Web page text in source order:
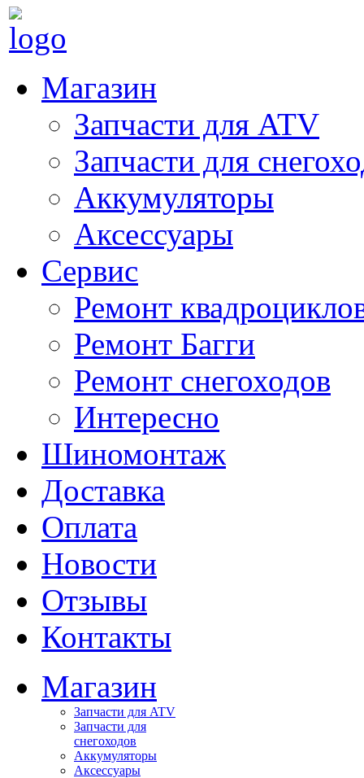
Магазин
Запчасти для ATV
Запчасти для
Аккумуляторы
Аксессуары
Сервис
Ремонт
Ремонт Багги
Ремонт снегоходов
Интересно
Шиномонтаж
Доставка
Оплата
Новости
Отзывы
Контакты
Магазин
Запчасти для ATV
Запчасти для
снегоходов
Аккумуляторы
Аксессуары